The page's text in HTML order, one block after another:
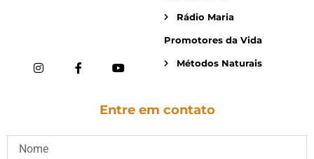
Rádio Maria
Promotores da Vida
Métodos Naturais
Entre em contato